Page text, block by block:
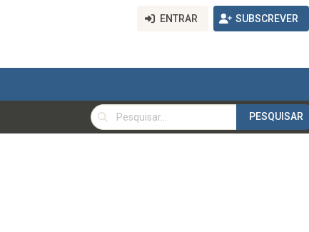
ENTRAR SUBSCREVER
PESQUISAR
PESQUISAR